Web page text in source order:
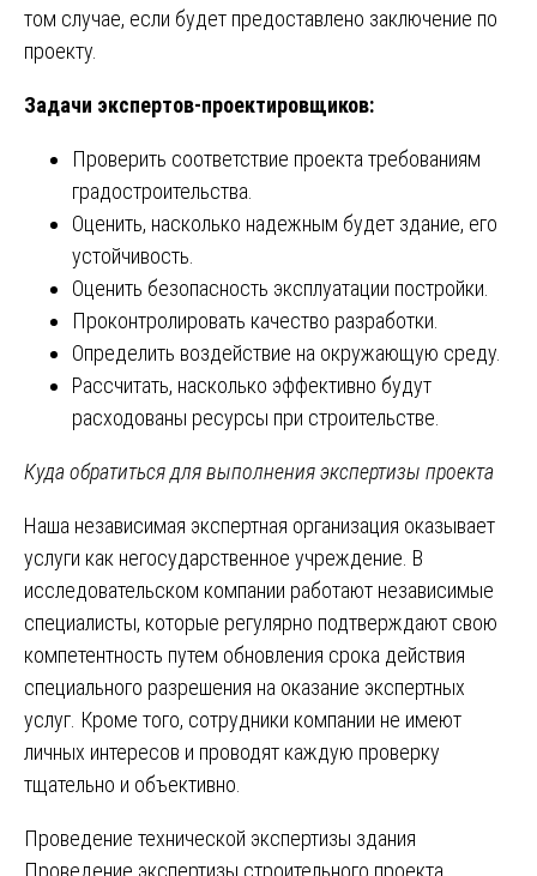
том случае, если будет предоставлено заключение по
проекту.
Задачи экспертов-проектировщиков:
Проверить соответствие проекта требованиям
градостроительства.
Оценить, насколько надежным будет здание, его
устойчивость.
Оценить безопасность эксплуатации постройки.
Проконтролировать качество разработки.
Определить воздействие на окружающую среду.
Рассчитать, насколько эффективно будут
расходованы ресурсы при строительстве.
Куда обратиться для выполнения экспертизы проекта
Наша независимая экспертная организация оказывает
услуги как негосударственное учреждение. В
исследовательском компании работают независимые
специалисты, которые регулярно подтверждают свою
компетентность путем обновления срока действия
специального разрешения на оказание экспертных
услуг. Кроме того, сотрудники компании не имеют
личных интересов и проводят каждую проверку
тщательно и объективно.
Навигация
Проведение технической экспертизы здания
Проведение экспертизы строительного проекта